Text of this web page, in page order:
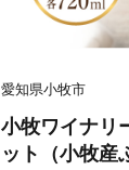
愛知県小牧市
小牧ワイナリ
ット（小牧産